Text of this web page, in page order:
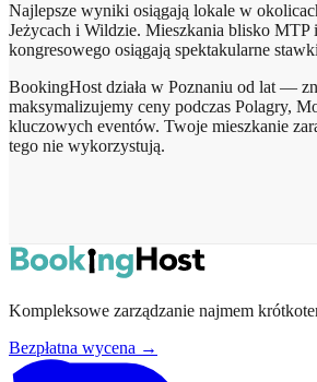
Najlepsze wyniki osiągają lokale w
Jeżycach i Wildzie. Mieszkania blisko MTP
kongresowego osiągają spektakularne
BookingHost działa w Poznaniu od lat —
maksymalizujemy ceny podczas Polagry,
kluczowych eventów. Twoje mieszkanie
tego nie wykorzystują.
Kompleksowe zarządzanie najmem
Bezpłatna wycena →